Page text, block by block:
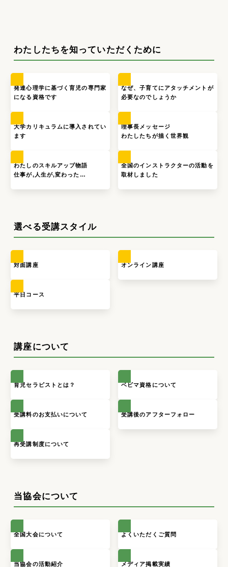
わたしたちを知っていただくために
発達心理学に基づく育児の専門家
になる資格です
なぜ、子育てにアタッチメントが
必要なのでしょうか
大学カリキュラムに導入されてい
ます
理事長メッセージ
わたしたちが描く世界観
わたしのスキルアップ物語
仕事が,人生が,変わった…
全国のインストラクターの活動を
取材しました
選べる受講スタイル
対面講座 オンライン講座
平日コース
講座について
育児セラピストとは？ ベビマ資格について
受講料のお支払いについて 受講後のアフターフォロー
再受講制度について
当協会について
全国大会について よくいただくご質問
当協会の活動紹介 メディア掲載実績